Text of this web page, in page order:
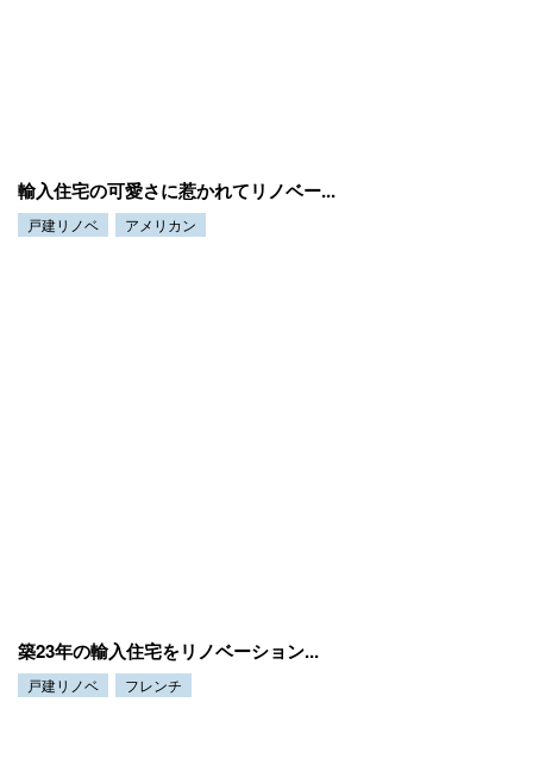
輸入住宅の可愛さに惹かれてリノベー...
戸建リノベ アメリカン
築23年の輸入住宅をリノベーション...
戸建リノベ フレンチ